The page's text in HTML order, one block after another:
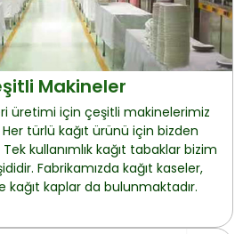
Makineler
üretimi için çeşitli makinelerimiz
türlü kağıt ürünü için bizden
kullanımlık kağıt tabaklar bizim
Fabrikamızda kağıt kaseler,
kağıt kaplar da bulunmaktadır.